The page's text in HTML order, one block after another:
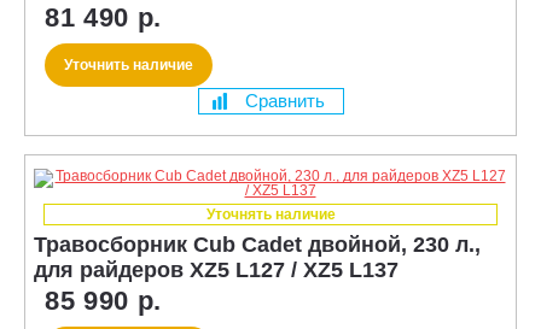
81 490 р.
Уточнить наличие
Сравнить
Уточнять наличие
Травосборник Cub Cadet двойной, 230 л.,
для райдеров XZ5 L127 / XZ5 L137
85 990 р.